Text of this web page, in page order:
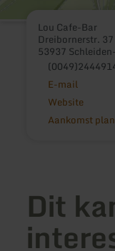
Lou Cafe-Bar
Dreibornerstr. 37
53937
E-mail
Website
Aankomst
Dit